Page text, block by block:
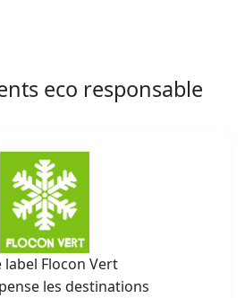
eco responsable
label Flocon Vert
les destinations